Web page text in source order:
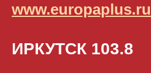
www.europaplus.ru
ИРКУТСК 103.8